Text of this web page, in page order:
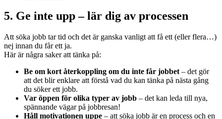
5. Ge inte upp – lär dig av processen
Att söka jobb tar tid och det är ganska vanligt att få ett (eller flera…)
nej innan du får ett ja.
Här är några saker att tänka på:
Be om kort återkoppling om du inte får jobbet – det gör
att det blir enklare att förstå vad du kan tänka på nästa gång
du söker ett jobb.
Var öppen för olika typer av jobb – det kan leda till nya,
spännande vägar på jobbresan!
Håll motivationen uppe – att söka jobb är en process och en